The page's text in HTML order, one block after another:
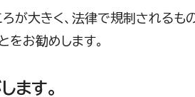
が大きく、法律で規制されるも
をお勧めします。
ます。